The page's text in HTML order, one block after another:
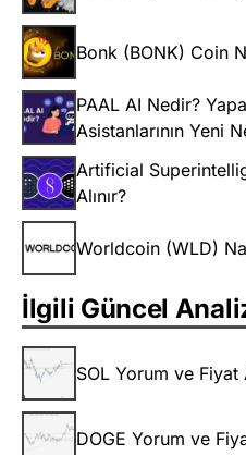
Bonk (BONK) Coin
PAAL AI Nedir?
Asistanlarının Yeni
Artificial
Alınır?
Worldcoin (WLD)
İlgili Güncel
SOL Yorum ve
DOGE Yorum ve